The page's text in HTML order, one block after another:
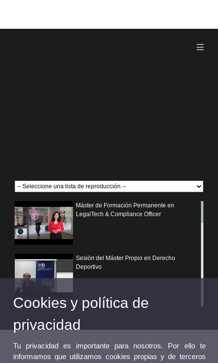
Máster de Formación Permanente en
LegalTech & Compliance Officer
Sesión del Máster Propio en Derecho
Deportivo
¿Por qué elegir un postgrado propio de la
Universitat de València?
Cookies y política de
privacidad
Tu privacidad es importante para nosotros. Por ello te
informamos que utilizamos cookies propias y de terceros